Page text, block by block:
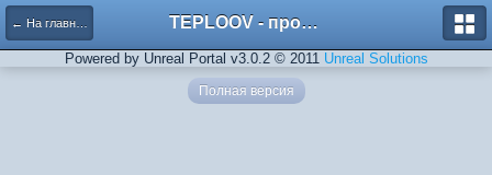
← На главную TEPLOOV - программный комплекс для расчёта систем отопления и вентиляции
Powered by Unreal Portal v3.0.2 © 2011 Unreal Solutions
Полная версия